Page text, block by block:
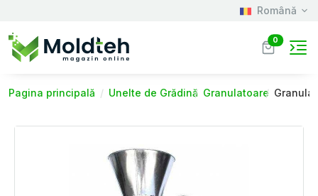
Română
0
Pagina principală Unelte de Grădină Granulatoare